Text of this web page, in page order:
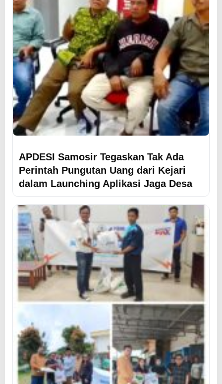
APDESI Samosir Tegaskan Tak Ada
Perintah Pungutan Uang dari Kejari
dalam Launching Aplikasi Jaga Desa